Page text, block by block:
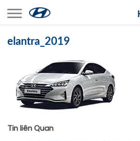
Toggle navigation
elantra_2019
Tin liên Quan